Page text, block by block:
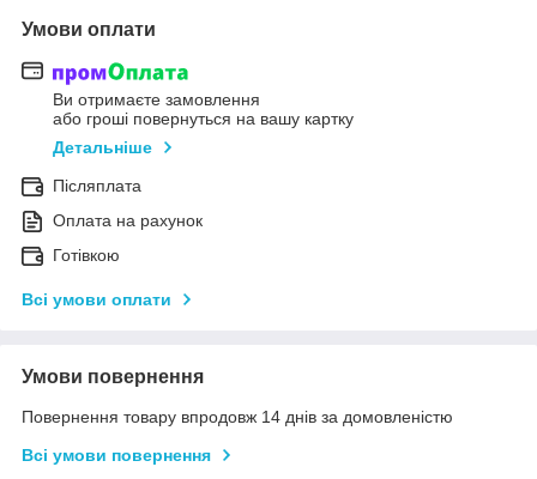
Умови оплати
Ви отримаєте замовлення
або гроші повернуться на вашу картку
Детальніше
Післяплата
Оплата на рахунок
Готівкою
Всі умови оплати
Умови повернення
Повернення товару впродовж 14 днів за домовленістю
Всі умови повернення